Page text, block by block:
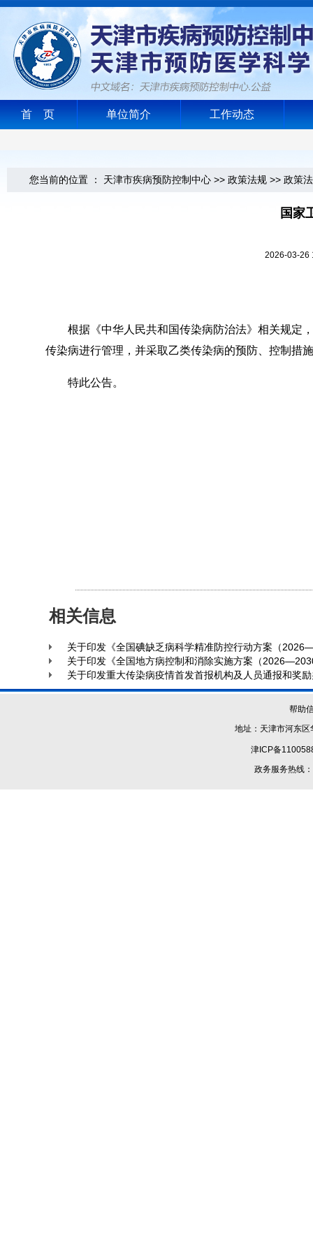
首 页 单位简介 工作动态
您当前的位置 ： 天津市疾病预防控制中心 >> 政策法规 >> 政策
国家
2026-03-
根据《中华人民共和国传染病防治法》相关规定 ，
传染病进行管理 ， 并采取乙类传染病的预防、控制措施
特此公告。
相关信息
关于印发《全国碘缺乏病科学精准防控行动方案（
关于印发《全国地方病控制和消除实施方案（
关于印发重大传染病疫情首发首报机构及人员通报和奖
帮助
地址：天津市河
津ICP备
政务服务热线